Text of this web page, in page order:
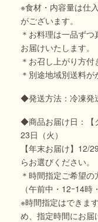
※食材・内容量は仕
がございます。
＊お料理は一品ず
お届けいたします。
＊お召し上がり方付
＊別途地域別送料が
◆発送方法：冷凍発
◆商品お届け日：【
23日（火）
【年末お届け】12/
らお選びください。
＊時間指定ご希望の
（午前中・12ｰ14時
※時間指定はできま
め、指定時間にお届